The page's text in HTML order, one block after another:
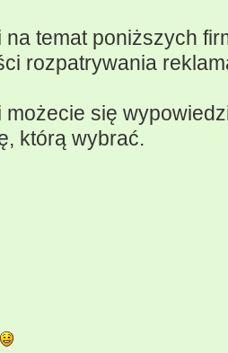
temat poniższych
rozpatrywania
możecie się
którą wybrać.